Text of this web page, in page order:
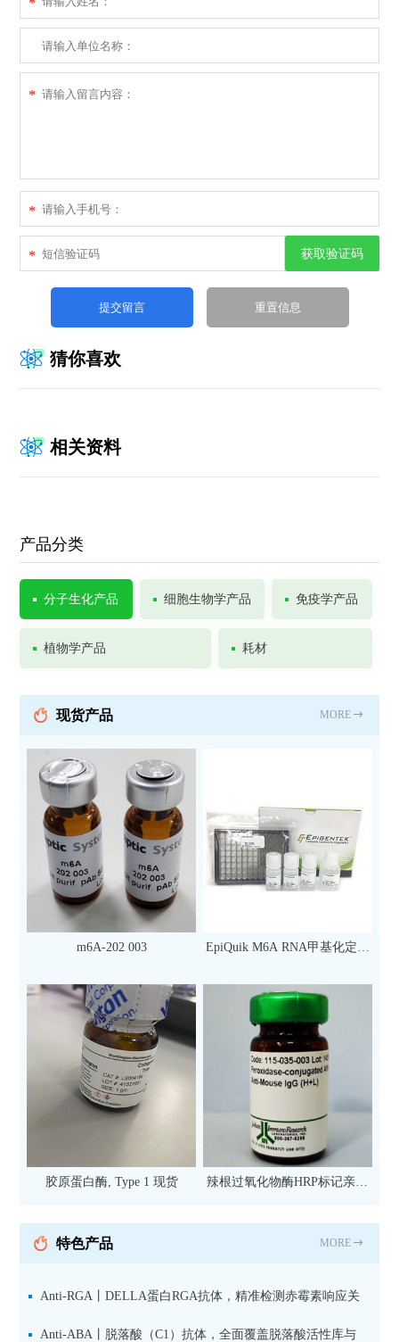
*
*
*
* 获取验证码
猜你喜欢
相关资料
产品分类
分子生化产品 细胞生物学产品 免疫学产品
植物学产品 耗材
现货产品 MORE
m6A-202 003
EpiQuik M6A RNA甲基化定量
次）
胶原蛋白酶, Type 1 现货
辣根过氧化物酶HRP标记亲和
抗 现货
特色产品 MORE
Anti-RGA丨DELLA蛋白RGA抗体，精准检测赤霉素响应关
键抑制因子
Anti-ABA丨脱落酸（C1）抗体，全面覆盖脱落酸活性库与